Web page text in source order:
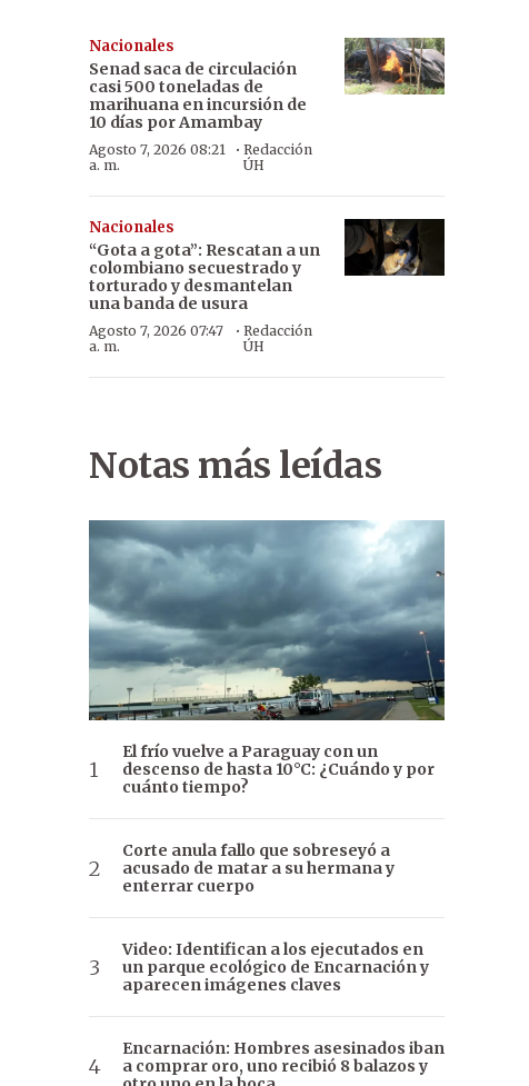
Nacionales
Senad saca de circulación
casi 500 toneladas de
marihuana en incursión de
10 días por Amambay
Agosto 7, 2026 08:21
a. m.
·Redacción
ÚH
Nacionales
“Gota a gota”: Rescatan a un
colombiano secuestrado y
torturado y desmantelan
una banda de usura
Agosto 7, 2026 07:47
a. m.
· Redacción
ÚH
Notas más leídas
El frío vuelve a Paraguay con un
descenso de hasta 10°C: ¿Cuándo y por
cuánto tiempo?
Corte anula fallo que sobreseyó a
acusado de matar a su hermana y
enterrar cuerpo
Video: Identifican a los ejecutados en
un parque ecológico de Encarnación y
aparecen imágenes claves
Encarnación: Hombres asesinados iban
a comprar oro, uno recibió 8 balazos y